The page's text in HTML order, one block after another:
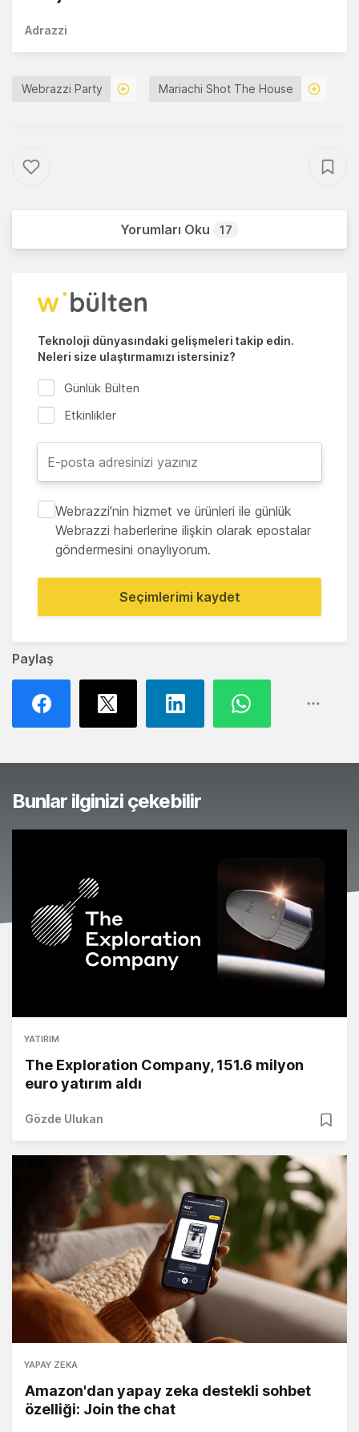
Paylaş
Adrazzi
Webrazzi Party Mariachi Shot The House
Yorumları Oku 17
Teknoloji dünyasındaki gelişmeleri takip edin.
Neleri size ulaştırmamızı istersiniz?
Günlük Bülten
Etkinlikler
Webrazzi'nin hizmet ve ürünleri ile günlük
Webrazzi haberlerine ilişkin olarak epostalar
göndermesini onaylıyorum.
Seçimlerimi kaydet
Bunlar ilginizi çekebilir
YATIRIM
The Exploration Company, 151.6 milyon
euro yatırım aldı
Gözde Ulukan
YAPAY ZEKA
Amazon'dan yapay zeka destekli sohbet
özelliği: Join the chat